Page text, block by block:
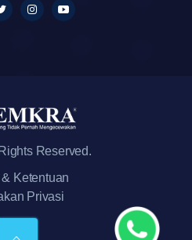
Reserved.
Ketentuan
Privasi